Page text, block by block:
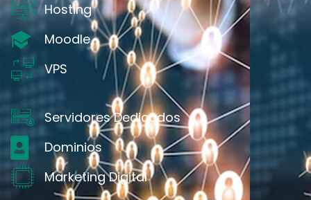
Hosting
Moodle
VPS
Servidores Dedicados
Dominios
Marketing Digital